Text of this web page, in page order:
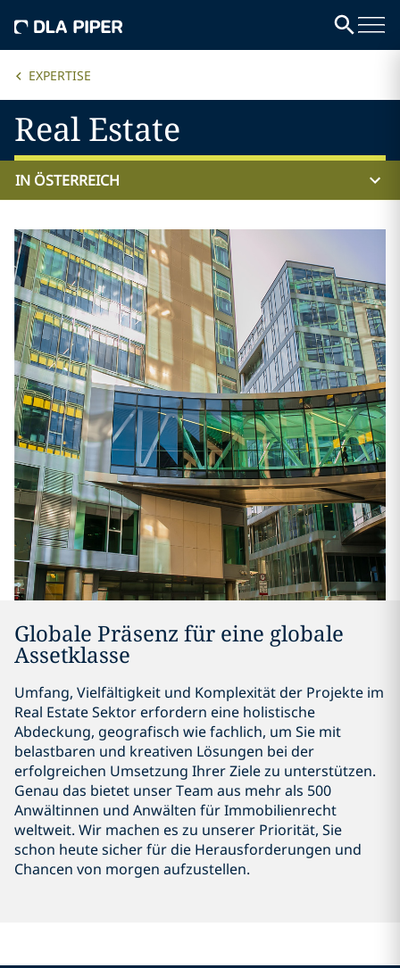
EXPERTISE
Real Estate
IN ÖSTERREICH
Globale Präsenz für eine globale
Assetklasse
Umfang, Vielfältigkeit und Komplexität der Projekte im
Real Estate Sektor erfordern eine holistische
Abdeckung, geografisch wie fachlich, um Sie mit
belastbaren und kreativen Lösungen bei der
erfolgreichen Umsetzung Ihrer Ziele zu unterstützen.
Genau das bietet unser Team aus mehr als 500
Anwältinnen und Anwälten für Immobilienrecht
weltweit. Wir machen es zu unserer Priorität, Sie
schon heute sicher für die Herausforderungen und
Chancen von morgen aufzustellen.